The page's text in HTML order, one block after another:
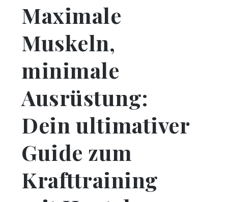
Maximale
Muskeln,
minimale
Ausrüstung:
Dein ultimativer
Guide zum
Krafttraining